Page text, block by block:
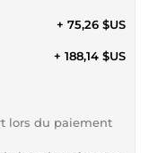
+ 75,26 $US
+ 188,14 $US
lors du paiement